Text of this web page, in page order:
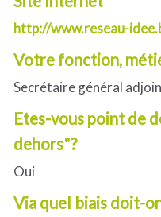
http://www.reseau-
Votre fonction,
Secrétaire général
Etes-vous point de
dehors"?
Oui
Via quel biais doit-